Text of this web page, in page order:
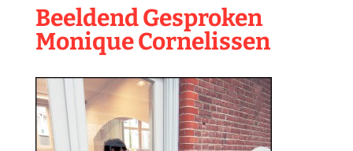
Beeldend Gesproken
Monique Cornelissen